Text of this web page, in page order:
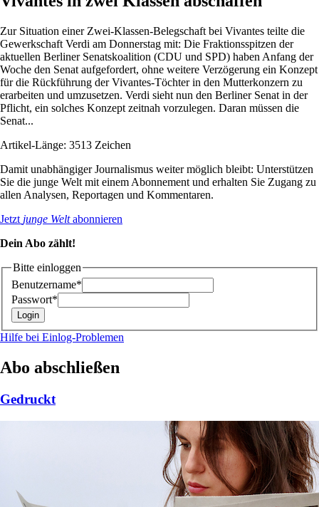
Zur Situation einer Zwei-Klassen-Belegschaft bei Vivantes teilte die
Gewerkschaft Verdi am Donnerstag mit: Die Fraktionsspitzen der
aktuellen Berliner Senatskoalition (CDU und SPD) haben Anfang der
Woche den Senat aufgefordert, ohne weitere Verzögerung ein Konzept
für die Rückführung der Vivantes-Töchter in den Mutterkonzern zu
erarbeiten und umzusetzen. Verdi sieht nun den Berliner Senat in der
Pflicht, ein solches Konzept zeitnah vorzulegen. Daran müssen die
Senat...
Artikel-Länge: 3513 Zeichen
Damit unabhängiger Journalismus weiter möglich bleibt: Unterstützen
Sie die junge Welt mit einem Abonnement und erhalten Sie Zugang zu
allen Analysen, Reportagen und Kommentaren.
Jetzt junge Weltabonnieren
Dein Abo zählt!
Bitte einloggen
Benutzername*
Passwort*
Hilfe bei Einlog-Problemen
Abo abschließen
Gedruckt